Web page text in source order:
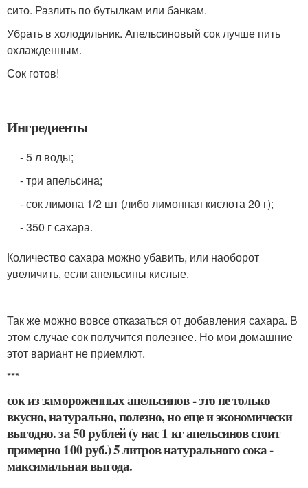
сито. Разлить по бутылкам или банкам.
Убрать в холодильник. Апельсиновый сок лучше пить
охлажденным.
Сок готов!
Ингредиенты
- 5 л воды;
- три апельсина;
- сок лимона 1/2 шт (либо лимонная кислота 20 г);
- 350 г сахара.
Количество сахара можно убавить, или наоборот
увеличить, если апельсины кислые.
Так же можно вовсе отказаться от добавления сахара. В
этом случае сок получится полезнее. Но мои домашние
этот вариант не приемлют.
***
сок из замороженных апельсинов - это не только
вкусно, натурально, полезно, но еще и экономически
выгодно. за 50 рублей (у нас 1 кг апельсинов стоит
примерно 100 руб.) 5 литров натурального сока -
максимальная выгода.